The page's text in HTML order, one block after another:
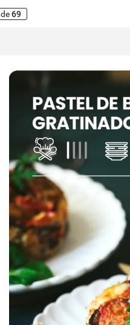
de 69
PASTELDE